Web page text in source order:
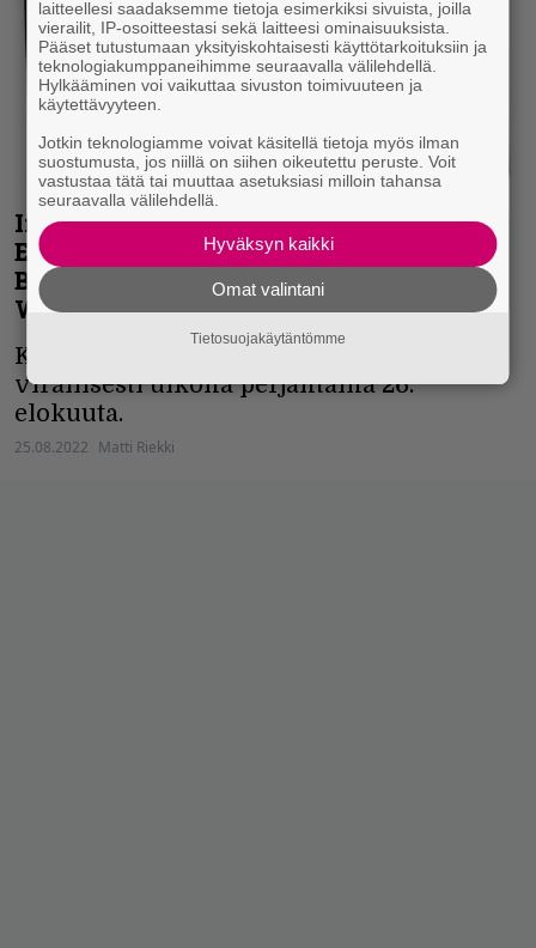
Inferno 7/2022: Machine Head, The Halo
Effect, Bloodbath, Municipal Waste,
Brymir, Tomb of Finland, Seventh
Wonder, Björn ”Speed” Strid…
Kahdessadasneljäs Infernon numero
virallisesti ulkona perjantaina 26.
elokuuta.
25.08.2022 Matti Riekki
laitteellesi saadaksemme tietoja esimerkiksi sivuista, joilla
vierailit, IP-osoitteestasi sekä laitteesi ominaisuuksista.
Pääset tutustumaan yksityiskohtaisesti käyttötarkoituksiin ja
teknologiakumppaneihimme seuraavalla välilehdellä.
Hylkääminen voi vaikuttaa sivuston toimivuuteen ja
käytettävyyteen.
Jotkin teknologiamme voivat käsitellä tietoja myös ilman
suostumusta, jos niillä on siihen oikeutettu peruste. Voit
vastustaa tätä tai muuttaa asetuksiasi milloin tahansa
seuraavalla välilehdellä.
Hyväksyn kaikki
Omat valintani
Tietosuojakäytäntömme